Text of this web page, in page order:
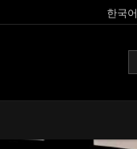
한국어